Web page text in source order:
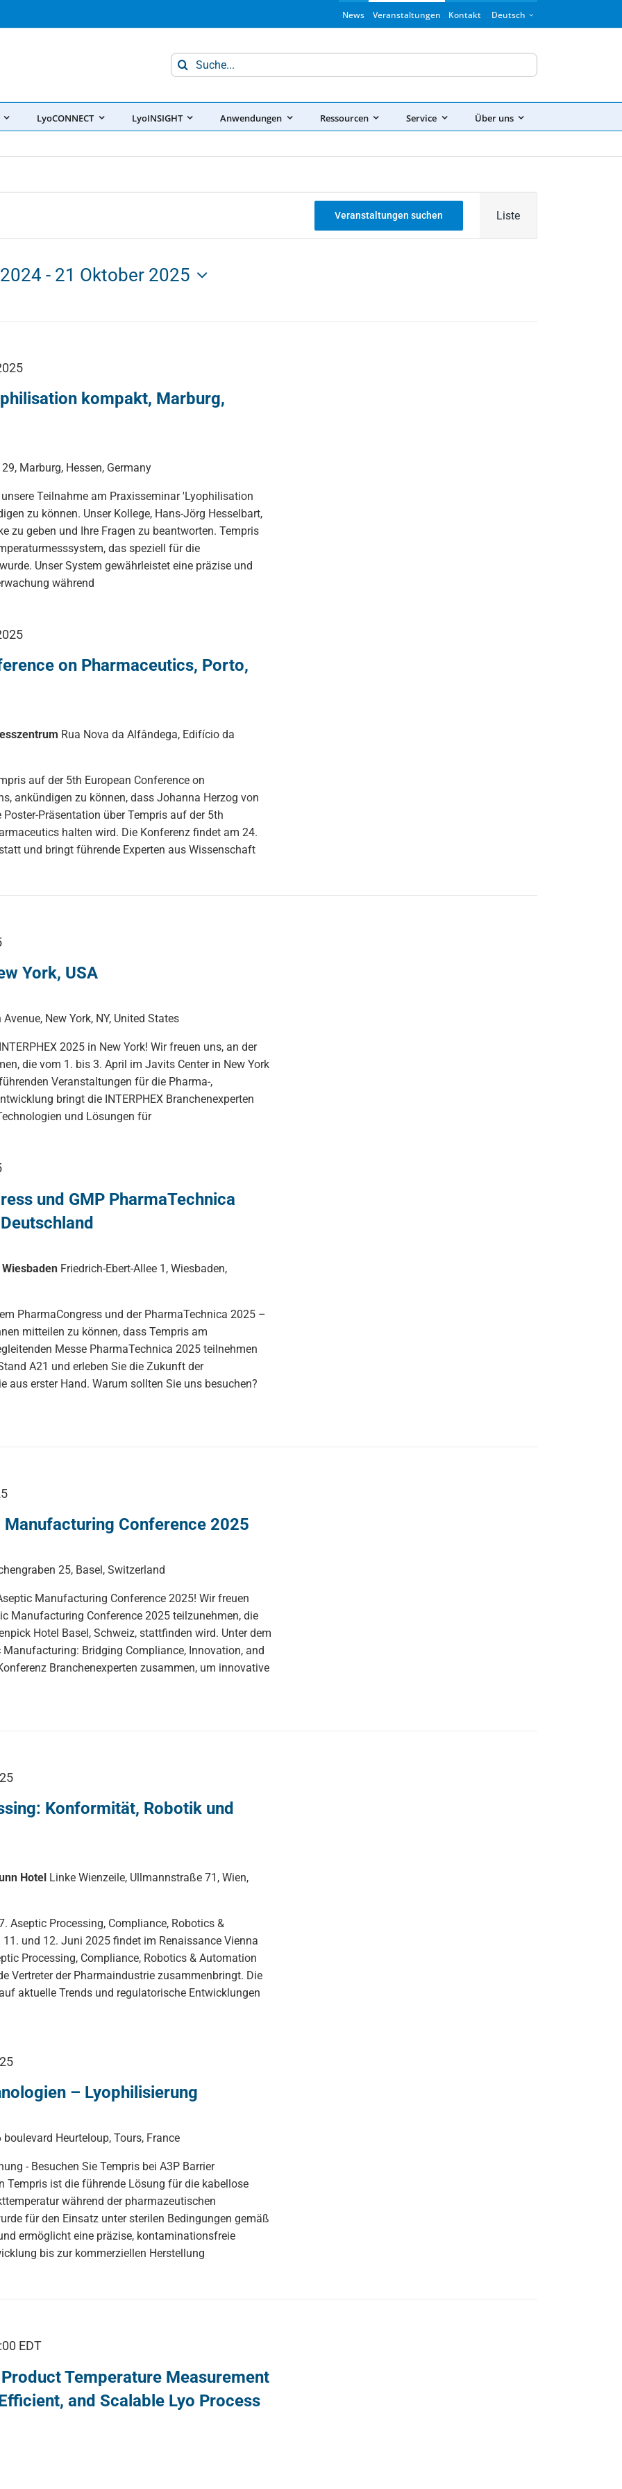
News Veranstaltungen Kontakt Deutsch
Search
for:
LyoCONNECT LyoINSIGHT Anwendungen Ressourcen Service Über uns
Veranstaltungen suchen
Ansichten-
Liste
- 21 Oktober 2025
kompakt, Marburg,
Marburg, Hessen, Germany
Teilnahme am Praxisseminar 'Lyophilisation
zu können. Unser Kollege, Hans-Jörg Hesselbart,
zu geben und Ihre Fragen zu beantworten. Tempris
das speziell für die
Unser System gewährleistet eine präzise und
während
on Pharmaceutics, Porto,
Rua Nova da Alfândega, Edifício da
auf der 5th European Conference on
ankündigen zu können, dass Johanna Herzog von
Präsentation über Tempris auf der 5th
halten wird. Die Konferenz findet am 24.
und bringt führende Experten aus Wissenschaft
York, USA
New York, NY, United States
2025 in New York! Wir freuen uns, an der
die vom 1. bis 3. April im Javits Center in New York
Veranstaltungen für die Pharma-,
bringt die INTERPHEX Branchenexperten
und Lösungen für
und GMP PharmaTechnica
Friedrich-Ebert-Allee 1, Wiesbaden,
PharmaCongress und der PharmaTechnica 2025 –
mitteilen zu können, dass Tempris am
Messe PharmaTechnica 2025 teilnehmen
A21 und erleben Sie die Zukunft der
aus erster Hand. Warum sollten Sie uns besuchen?
Manufacturing Conference 2025
25, Basel, Switzerland
Manufacturing Conference 2025! Wir freuen
Manufacturing Conference 2025 teilzunehmen, die
Hotel Basel, Schweiz, stattfinden wird. Unter dem
Manufacturing: Bridging Compliance, Innovation, and
Branchenexperten zusammen, um innovative
Konformität, Robotik und
Hotel Linke Wienzeile, Ullmannstraße 71, Wien,
Aseptic Processing, Compliance, Robotics &
und 12. Juni 2025 findet im Renaissance Vienna
Processing, Compliance, Robotics & Automation
Vertreter der Pharmaindustrie zusammenbringt. Die
aktuelle Trends und regulatorische Entwicklungen
– Lyophilisierung
boulevard Heurteloup, Tours, France
- Besuchen Sie Tempris bei A3P Barrier
Tempris ist die führende Lösung für die kabellose
während der pharmazeutischen
für den Einsatz unter sterilen Bedingungen gemäß
ermöglicht eine präzise, kontaminationsfreie
bis zur kommerziellen Herstellung
Temperature Measurement
and Scalable Lyo Process
EDT